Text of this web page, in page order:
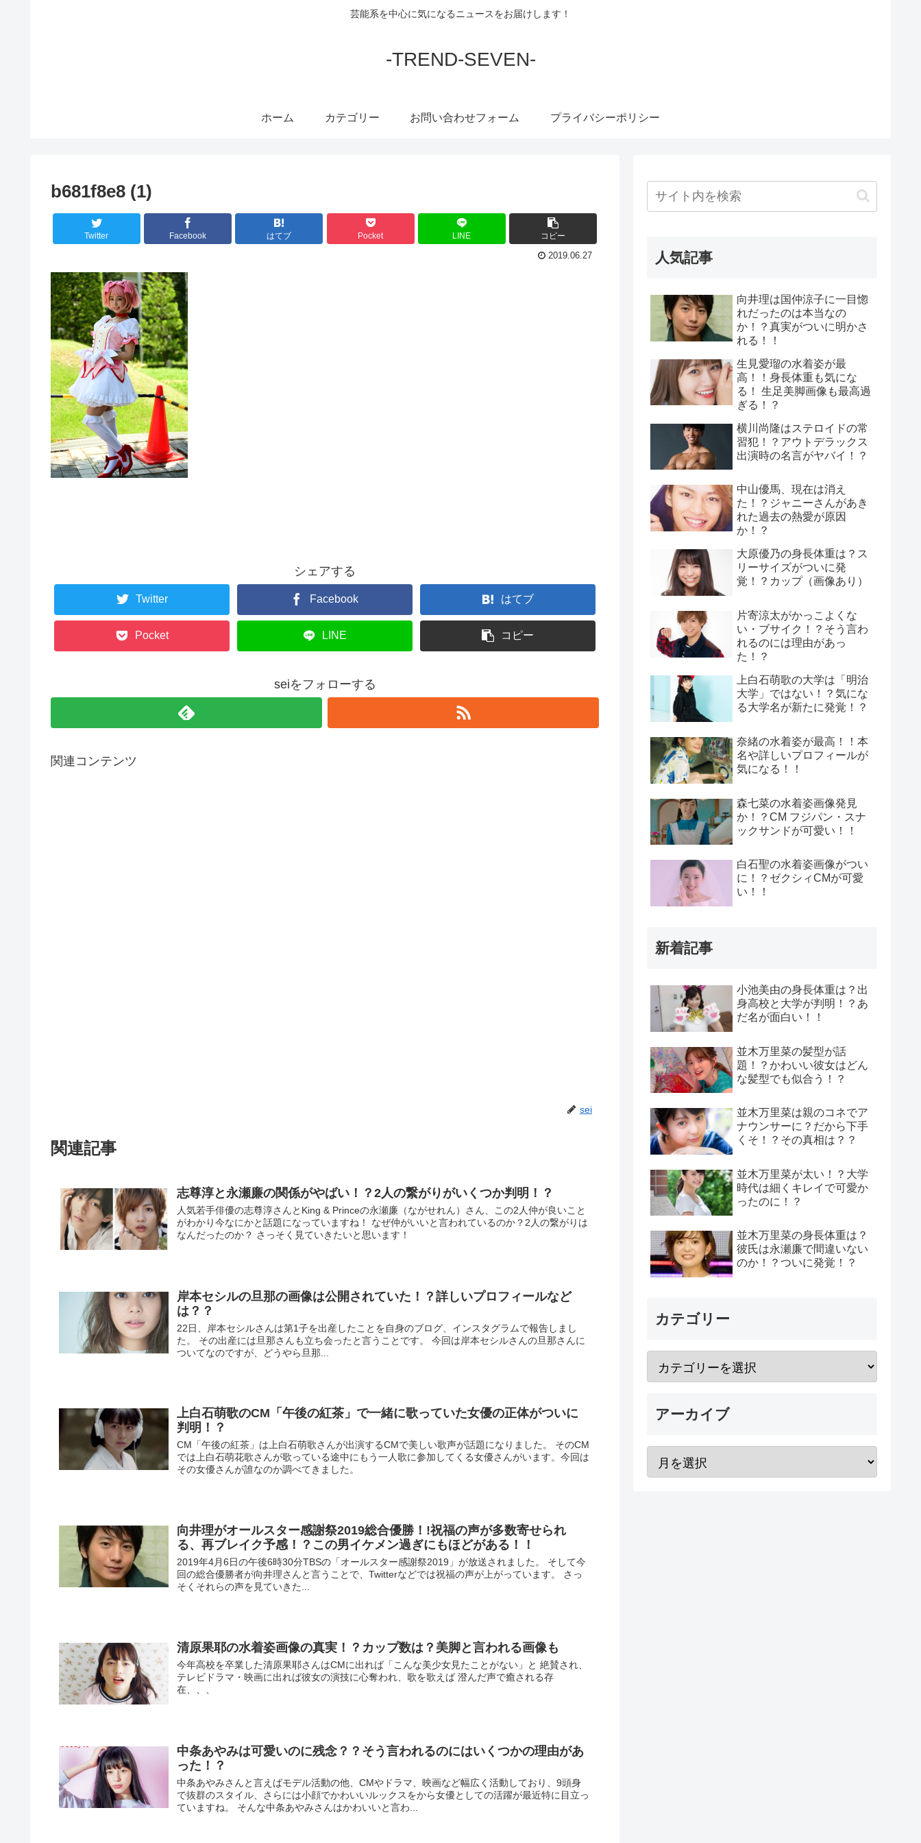
芸能系を中心に気になるニュースをお届けします！
-TREND-SEVEN-
ホーム カテゴリー お問い合わせフォーム プライバシーポリシー
b681f8e8 (1)
Twitter Facebook はてブ Pocket LINE コピー
2019.06.27
シェアする
Twitter Facebook はてブ
Pocket LINE コピー
seiをフォローする
関連コンテンツ
sei
関連記事
志尊淳と永瀬廉の関係がやばい！？2人の繋がりがいくつか判明！？
人気若手俳優の志尊淳さんとKing & Princeの永瀬廉（ながせれん）さん、この2人仲が良いこと
がわかり今なにかと話題になっていますね！ なぜ仲がいいと言われているのか？2人の繋がりは
なんだったのか？ さっそく見ていきたいと思います！
岸本セシルの旦那の画像は公開されていた！？詳しいプロフィールなど
は？？
22日、岸本セシルさんは第1子を出産したことを自身のブログ、インスタグラムで報告しまし
た。 その出産には旦那さんも立ち会ったと言うことです。 今回は岸本セシルさんの旦那さんに
ついてなのですが、どうやら旦那...
上白石萌歌のCM「午後の紅茶」で一緒に歌っていた女優の正体がついに
判明！？
CM「午後の紅茶」は上白石萌歌さんが出演するCMで美しい歌声が話題になりました。 そのCM
では上白石萌花歌さんが歌っている途中にもう一人歌に参加してくる女優さんがいます。今回は
その女優さんが誰なのか調べてきました。
向井理がオールスター感謝祭2019総合優勝！!祝福の声が多数寄せられ
る、再ブレイク予感！？この男イケメン過ぎにもほどがある！！
2019年4月6日の午後6時30分TBSの「オールスター感謝祭2019」が放送されました。 そして今
回の総合優勝者が向井理さんと言うことで、Twitterなどでは祝福の声が上がっています。 さっ
そくそれらの声を見ていきた...
清原果耶の水着姿画像の真実！？カップ数は？美脚と言われる画像も
今年高校を卒業した清原果耶さんはCMに出れば「こんな美少女見たことがない」と 絶賛され、
テレビドラマ・映画に出れば彼女の演技に心奪われ、歌を歌えば 澄んだ声で癒される存
在、、、
中条あやみは可愛いのに残念？？そう言われるのにはいくつかの理由があ
った！？
中条あやみさんと言えばモデル活動の他、CMやドラマ、映画など幅広く活動しており、9頭身
で抜群のスタイル、さらには小顔でかわいいルックスをから女優としての活躍が最近特に目立っ
ていますね。 そんな中条あやみさんはかわいいと言わ...
人気記事
向井理は国仲涼子に一目惚
れだったのは本当なの
か！？真実がついに明かさ
れる！！
生見愛瑠の水着姿が最
高！！身長体重も気にな
る！ 生足美脚画像も最高過
ぎる！？
横川尚隆はステロイドの常
習犯！？アウトデラックス
出演時の名言がヤバイ！？
中山優馬、現在は消え
た！？ジャニーさんがあき
れた過去の熱愛が原因
か！？
大原優乃の身長体重は？ス
リーサイズがついに発
覚！？カップ（画像あり）
片寄涼太がかっこよくな
い・ブサイク！？そう言わ
れるのには理由があっ
た！？
上白石萌歌の大学は「明治
大学」ではない！？気にな
る大学名が新たに発覚！？
奈緒の水着姿が最高！！本
名や詳しいプロフィールが
気になる！！
森七菜の水着姿画像発見
か！？CM フジパン・スナ
ックサンドが可愛い！！
白石聖の水着姿画像がつい
に！？ゼクシィCMが可愛
い！！
新着記事
小池美由の身長体重は？出
身高校と大学が判明！？あ
だ名が面白い！！
並木万里菜の髪型が話
題！？かわいい彼女はどん
な髪型でも似合う！？
並木万里菜は親のコネでア
ナウンサーに？だから下手
くそ！？その真相は？？
並木万里菜が太い！？大学
時代は細くキレイで可愛か
ったのに！？
並木万里菜の身長体重は？
彼氏は永瀬廉で間違いない
のか！？ついに発覚！？
カテゴリー
アーカイブ